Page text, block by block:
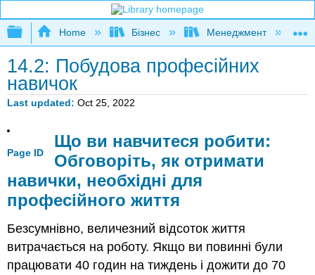
Expand/collapse global hierarchy
Home Бізнес Менеджмент
14.2: Побудова професійних
навичок
Last updated Oct 25, 2022
Page ID
Що ви навчитеся робити:
Обговоріть, як отримати
навички, необхідні для
професійного життя
Безсумнівно, величезний відсоток життя
витрачається на роботу. Якщо ви повинні були
працювати 40 годин на тиждень і дожити до 70